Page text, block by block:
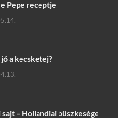
Pepe receptje
a kecsketej?
sajt – Hollandiai büszkesége